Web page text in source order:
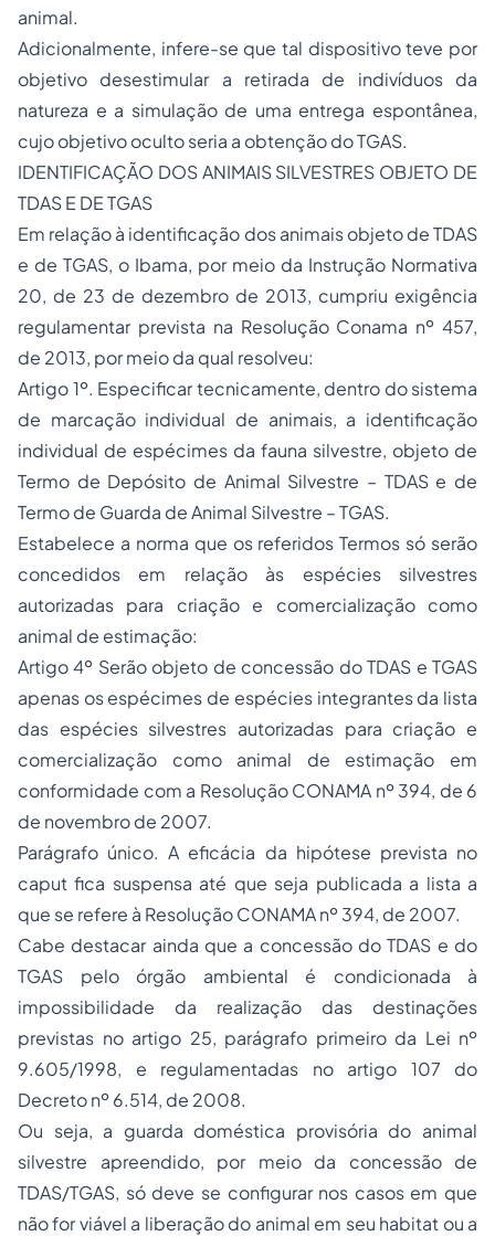
animal.
Adicionalmente, infere-se que tal dispositivo teve por
objetivo desestimular a retirada de indivíduos da
natureza e a simulação de uma entrega espontânea,
cujo objetivo oculto seria a obtenção do TGAS.
IDENTIFICAÇÃO DOS ANIMAIS SILVESTRES OBJETO DE
TDAS E DE TGAS
Em relação à identificação dos animais objeto de TDAS
e de TGAS, o Ibama, por meio da Instrução Normativa
20, de 23 de dezembro de 2013, cumpriu exigência
regulamentar prevista na Resolução Conama nº 457,
de 2013, por meio da qual resolveu:
Artigo 1º. Especificar tecnicamente, dentro do sistema
de marcação individual de animais, a identificação
individual de espécimes da fauna silvestre, objeto de
Termo de Depósito de Animal Silvestre – TDAS e de
Termo de Guarda de Animal Silvestre – TGAS.
Estabelece a norma que os referidos Termos só serão
concedidos em relação às espécies silvestres
autorizadas para criação e comercialização como
animal de estimação:
Artigo 4º Serão objeto de concessão do TDAS e TGAS
apenas os espécimes de espécies integrantes da lista
das espécies silvestres autorizadas para criação e
comercialização como animal de estimação em
conformidade com a Resolução CONAMA nº 394, de 6
de novembro de 2007.
Parágrafo único. A eficácia da hipótese prevista no
caput fica suspensa até que seja publicada a lista a
que se refere à Resolução CONAMA nº 394, de 2007.
Cabe destacar ainda que a concessão do TDAS e do
TGAS pelo órgão ambiental é condicionada à
impossibilidade da realização das destinações
previstas no artigo 25, parágrafo primeiro da Lei nº
9.605/1998, e regulamentadas no artigo 107 do
Decreto nº 6.514, de 2008.
Ou seja, a guarda doméstica provisória do animal
silvestre apreendido, por meio da concessão de
TDAS/TGAS, só deve se configurar nos casos em que
não for viável a liberação do animal em seu habitat ou a